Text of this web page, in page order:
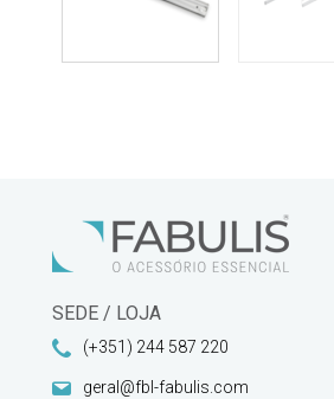
SEDE / LOJA
(+351) 244 587 220
geral@fbl-fabulis.com